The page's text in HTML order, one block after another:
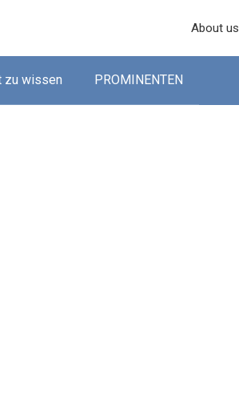
About us
zu wissen PROMINENTEN